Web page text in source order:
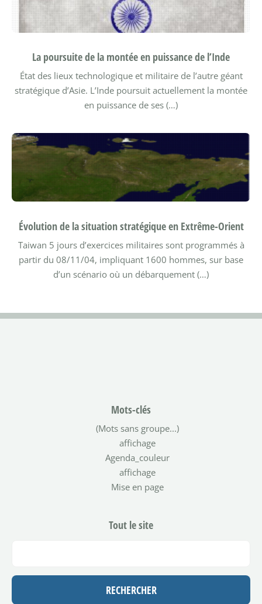
La poursuite de la montée en puissance de l’Inde
État des lieux technologique et militaire de l’autre géant
stratégique d’Asie. L’Inde poursuit actuellement la montée
en puissance de ses (…)
Évolution de la situation stratégique en Extrême-Orient
Taiwan 5 jours d’exercices militaires sont programmés à
partir du 08/11/04, impliquant 1600 hommes, sur base
d’un scénario où un débarquement (…)
Mots-clés
(Mots sans groupe...)
affichage
Agenda_couleur
affichage
Mise en page
Tout le site